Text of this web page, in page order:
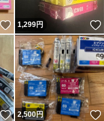
いいね！
1,299円
いいね！
2,500円